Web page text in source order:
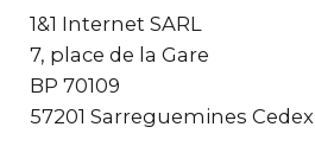
1&1 Internet SARL
7, place de la Gare
BP 70109
57201 Sarreguemines Cedex